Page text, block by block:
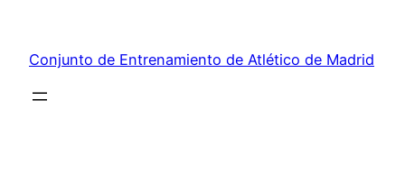
contenido
Conjunto de Entrenamiento de Atlético de Madrid